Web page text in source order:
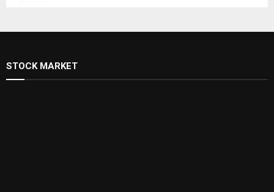
STOCK MARKET